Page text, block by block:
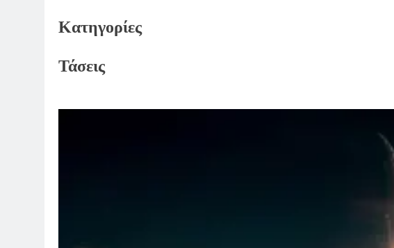
Κατηγορίες
Τάσεις